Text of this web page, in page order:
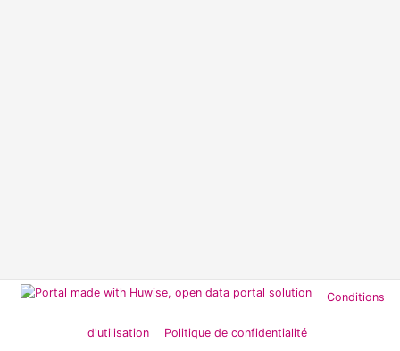
Conditions
d'utilisation Politique de confidentialité